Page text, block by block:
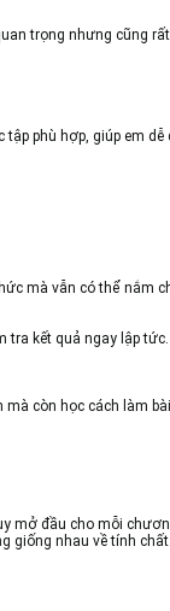
trọng nhưng cũng
phù hợp, giúp em
mà vẫn có thể nắm
tra kết quả ngay lập tức.
còn học cách làm
đầu cho mỗi
giống nhau về tính chất.